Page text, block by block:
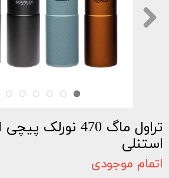
تراول ماگ 470 نورلک
استنلی
اتمام موجودی